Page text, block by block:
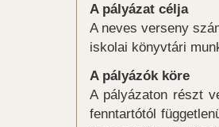
A pályázat célja
A neves verseny
iskolai könyvtári
A pályázók köre
A pályázaton részt
fenntartótól